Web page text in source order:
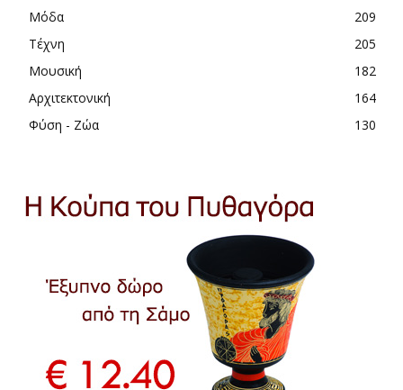
Μόδα
209
Τέχνη
205
Μουσική
182
Αρχιτεκτονική
164
Φύση - Ζώα
130